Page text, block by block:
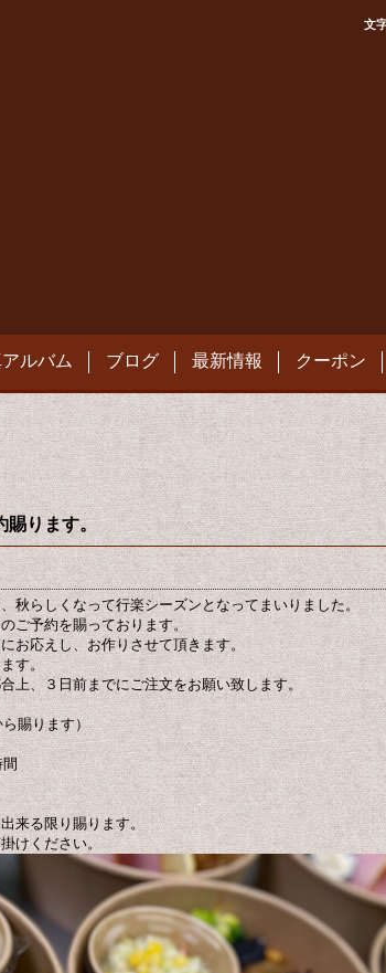
文
ルバム ブログ 最新情報 クーポン
賜ります。
秋らしくなって行楽シーズンとなってまいりました。
ご予約を賜っております。
お応えし、お作りさせて頂きます。
す。
上、３日前までにご注文をお願い致します。
賜ります）
来る限り賜ります。
けください。